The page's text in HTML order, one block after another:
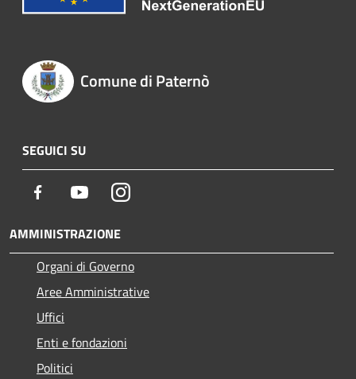
Comune di Paternò
SEGUICI SU
Facebook YoutubeInstagram
AMMINISTRAZIONE
Organi di Governo
Aree Amministrative
Uffici
Enti e fondazioni
Politici